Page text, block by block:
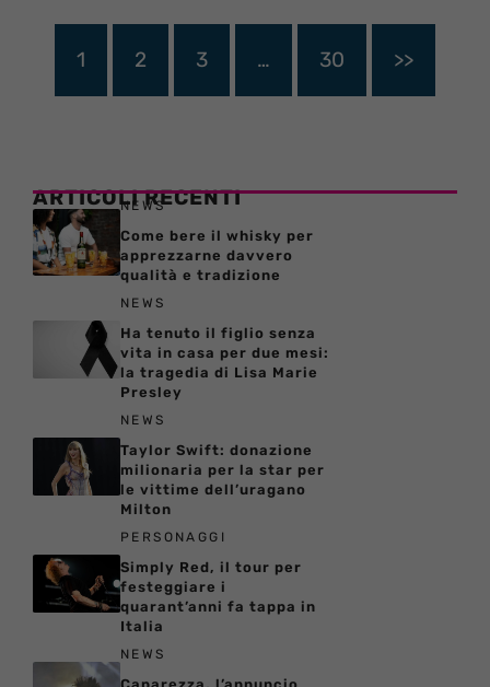
1 2 3 … 30 >>
ARTICOLI RECENTI
NEWS
Come bere il whisky per
apprezzarne davvero
qualità e tradizione
NEWS
Ha tenuto il figlio senza
vita in casa per due mesi:
la tragedia di Lisa Marie
Presley
NEWS
Taylor Swift: donazione
milionaria per la star per
le vittime dell’uragano
Milton
PERSONAGGI
Simply Red, il tour per
festeggiare i
quarant’anni fa tappa in
Italia
NEWS